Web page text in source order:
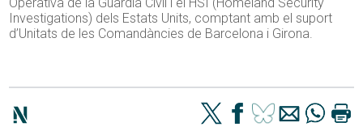
Operativa de la Guàrdia Civil i el HSI (Homeland Security
Investigations) dels Estats Units, comptant amb el suport
d’Unitats de les Comandàncies de Barcelona i Girona.